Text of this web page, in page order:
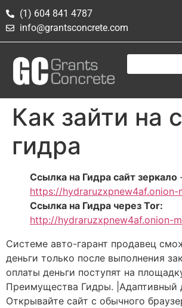
(1) 604 841 4787
info@grantsconcrete.com
Как зайти на
гидра
Ссылка на Гидра сайт зеркало
https://hydraruzxpnew4af.onion-
Ссылка на Гидра через Tor:
http://hydraruzxpnew4af.onion-
Системе авто-гарант продавец
деньги только после выполнения
оплаты деньги поступят на
Преимущества Гидры. |Адаптивный
Открывайте сайт с обычного